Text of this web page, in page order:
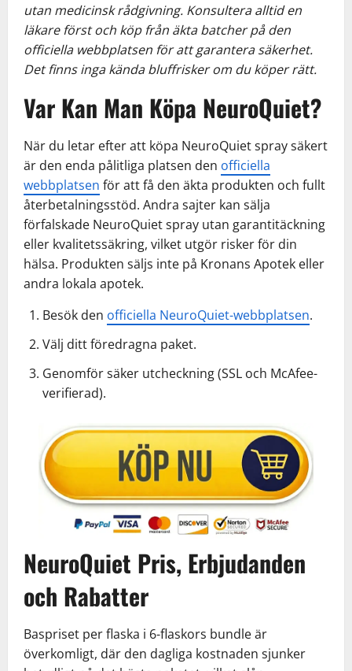
utan medicinsk rådgivning. Konsultera alltid en
läkare först och köp från äkta batcher på den
officiella webbplatsen för att garantera säkerhet.
Det finns inga kända bluffrisker om du köper rätt.
Var Kan Man Köpa NeuroQuiet?
När du letar efter att köpa NeuroQuiet spray säkert
är den enda pålitliga platsen den officiella
webbplatsen för att få den äkta produkten och fullt
återbetalningsstöd. Andra sajter kan sälja
förfalskade NeuroQuiet spray utan garantitäckning
eller kvalitetssäkring, vilket utgör risker för din
hälsa. Produkten säljs inte på Kronans Apotek eller
andra lokala apotek.
Besök den officiella NeuroQuiet-webbplatsen.
Välj ditt föredragna paket.
Genomför säker utcheckning (SSL och McAfee-
verifierad).
NeuroQuiet Pris, Erbjudanden
och Rabatter
Baspriset per flaska i 6-flaskors bundle är
överkomligt, där den dagliga kostnaden sjunker